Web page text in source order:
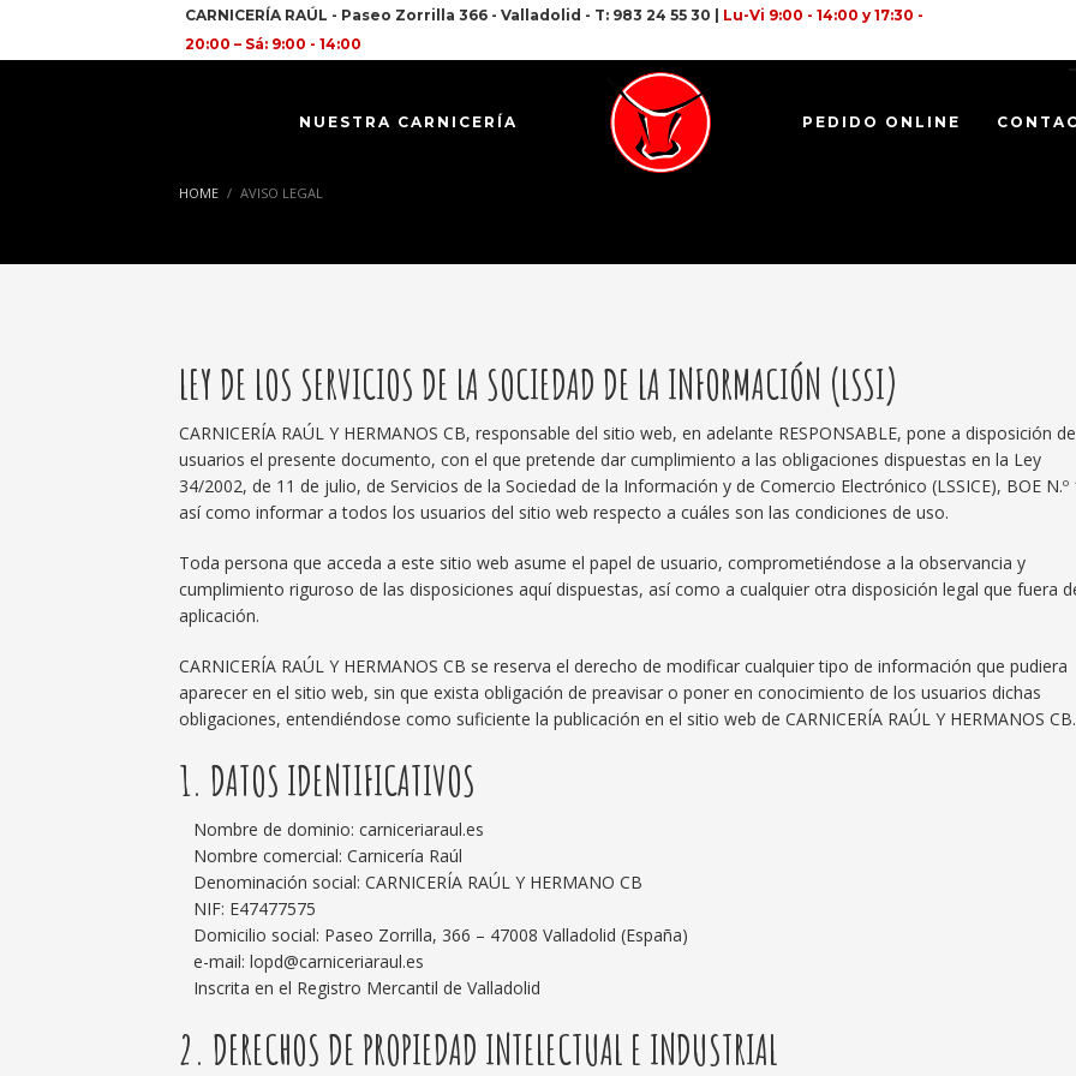
CARNICERÍA RAÚL - Paseo Zorrilla 366 - Valladolid - T: 983 24 55 30 | Lu-Vi 9:00 - 14:00 y 17:30 -
20:00 – Sá: 9:00 - 14:00
NUESTRA CARNICERÍA PEDIDO ONLINE
HOME AVISO LEGAL
LEY DE LOS SERVICIOS DE LA SOCIEDAD DE LA INFORMACIÓN (LSSI)
CARNICERÍA RAÚL Y HERMANOS CB, responsable del sitio web, en adelante RESPONSABLE, pone a disposición
usuarios el presente documento, con el que pretende dar cumplimiento a las obligaciones dispuestas en la Ley
34/2002, de 11 de julio, de Servicios de la Sociedad de la Información y de Comercio Electrónico (LSSICE), BOE N.º
así como informar a todos los usuarios del sitio web respecto a cuáles son las condiciones de uso.
Toda persona que acceda a este sitio web asume el papel de usuario, comprometiéndose a la observancia y
cumplimiento riguroso de las disposiciones aquí dispuestas, así como a cualquier otra disposición legal que fuera
aplicación.
CARNICERÍA RAÚL Y HERMANOS CB se reserva el derecho de modificar cualquier tipo de información que pudiera
aparecer en el sitio web, sin que exista obligación de preavisar o poner en conocimiento de los usuarios dichas
obligaciones, entendiéndose como suficiente la publicación en el sitio web de CARNICERÍA RAÚL Y HERMANOS CB.
1. DATOS IDENTIFICATIVOS
Nombre de dominio: carniceriaraul.es
Nombre comercial: Carnicería Raúl
Denominación social: CARNICERÍA RAÚL Y HERMANO CB
NIF: E47477575
Domicilio social: Paseo Zorrilla, 366 – 47008 Valladolid (España)
e-mail: lopd@carniceriaraul.es
Inscrita en el Registro Mercantil de Valladolid
2. DERECHOS DE PROPIEDAD INTELECTUAL E INDUSTRIAL